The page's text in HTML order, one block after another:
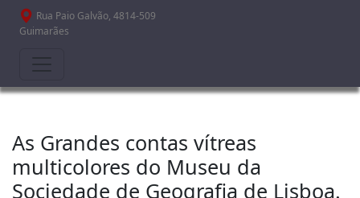
Passar para o conteúdo principal
Rua Paio Galvão, 4814-509
Guimarães
As Grandes contas vítreas
multicolores do Museu da
Sociedade de Geografia de Lisboa.